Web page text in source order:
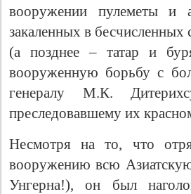
вооружении пулеметы и
закаленных в бесчисленных
(а позднее – татар и
вооруженную борьбу с
генералу М.К.
преследовавшему их
Несмотря на то, что
вооружению всю
Унгерна!), он был